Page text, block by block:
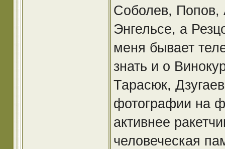
Соболев, Попов,
Энгельсе, а
меня бывает
знать и о
Тарасюк,
фотографии на
активнее
человеческая